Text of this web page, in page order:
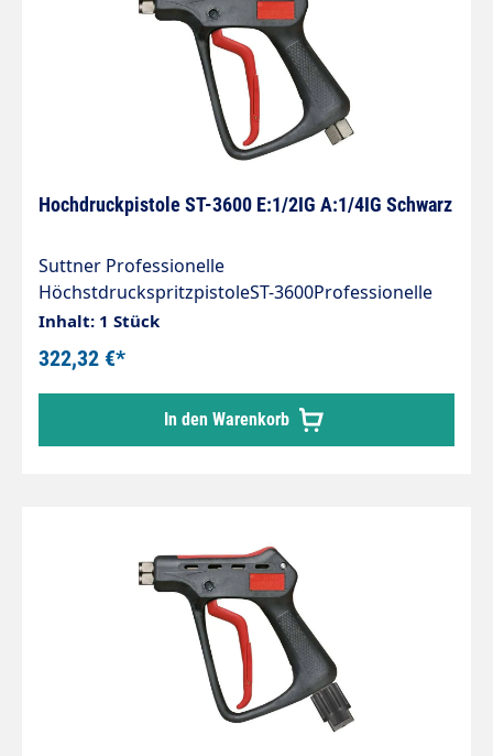
Hochdruckpistole ST-3600 E:1/2IG A:1/4IG Schwarz
Suttner Professionelle
HöchstdruckspritzpistoleST-3600Professionelle
Höchstdruckpistole.Max. 600 bar / 80 l/min /
150°CEingang: 1/2" IGAusgang: 1/4" IGMaterial:
Edelstahl
Inhalt: 1 Stück
322,32 €*
In den Warenkorb